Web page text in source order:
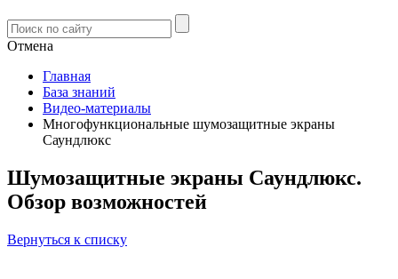
Отмена
Главная
База знаний
Видео-материалы
Многофункциональные шумозащитные экраны
Саундлюкс
Шумозащитные экраны Саундлюкс.
Обзор возможностей
Вернуться к списку